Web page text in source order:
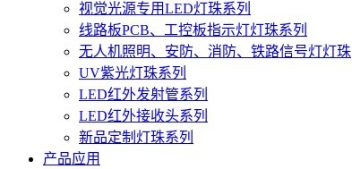
视觉光源专用LED灯珠系列
线路板PCB、工控板指示灯灯珠系列
无人机照明、安防、消防、铁路信号灯灯珠
UV紫光灯珠系列
LED红外发射管系列
LED红外接收头系列
新品定制灯珠系列
产品应用